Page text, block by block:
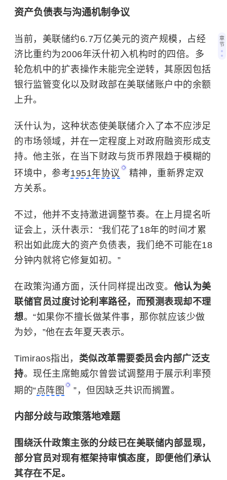
资产负债表与沟通机制争议
当前，美联储约6.7万亿美元的资产规模，占经
济比重约为2006年沃什初入机构时的四倍。多
轮危机中的扩表操作未能完全逆转，其原因包括
银行监管变化以及财政部在美联储账户中的余额
上升。
沃什认为，这种状态使美联储介入了本不应涉足
的市场领域，并在一定程度上对政府融资形成支
持。他主张，在当下财政与货币界限趋于模糊的
环境中，参考1951年协议
精神，重新界定双
方关系。
不过，他并不支持激进调整节奏。在上月提名听
证会上，沃什表示：“我们花了18年的时间才累
积出如此庞大的资产负债表，我们绝不可能在18
分钟内就将它修复如初。”
在政策沟通方面，沃什同样提出改变。 他认为美
联储官员过度讨论利率路径，而预测表现却不理
想。“如果你不擅长做某件事，那你就应该少做
为妙，”他在去年夏天表示。
Timiraos指出， 类似改革需要委员会内部广泛支
持。现任主席鲍威尔曾尝试调整用于展示利率预
期的“点阵图 ”，但因缺乏共识而搁置。
内部分歧与政策落地难题
围绕沃什政策主张的分歧已在美联储内部显现，
部分官员对现有框架持审慎态度，即便他们承认
其存在不足。
章
节